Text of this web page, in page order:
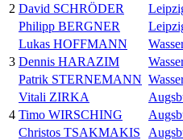
2 David SCHRÖDER
Philipp BERGNER
3
Lukas HOFFMANN
Dennis HARAZIM
Patrik STERNEMANN
4
Vitali ZIRKA
Timo WIRSCHING
Christos TSAKMAKIS